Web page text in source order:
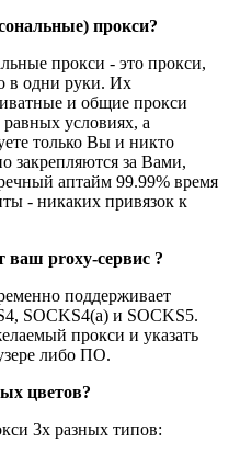
прокси?
прокси - это прокси,
в одни руки. Их
и общие прокси
условиях, а
только Вы и никто
закрепляются за Вами,
аптайм 99.99% время
- никаких привязок к
ваш proxy-сервис ?
поддерживает
SOCKS4(a) и SOCKS5.
прокси и указать
либо ПО.
цветов?
3х разных типов: